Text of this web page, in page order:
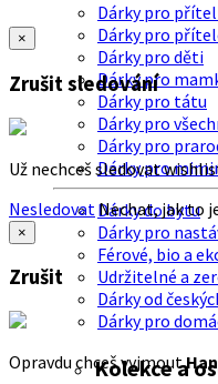
Dárky pro
Dárky pro
Dárky pro děti
Dárky pro
Dárky pro tátu
Dárky pro
Dárky pro
Dárky pro
Dárky do bytu
Dárky pro
Férové, bio a
Udržitelné a
Dárky od
Dárky pro
Kolekce a
×
Zrušit sledování
Už nechceš sledovat
Nesledovat Nechat, jak to
×
Zrušit
Opravdu chceš vyjmout